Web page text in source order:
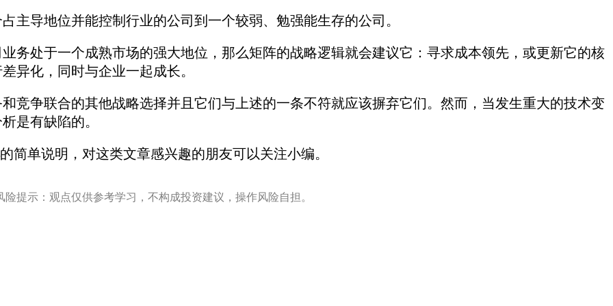
导地位并能控制行业的公司到一个较弱、勉强能生存的公司。
处于一个成熟市场的强大地位，那么矩阵的战略逻辑就会建议它：寻求成本领先，或更新它的核
异化，同时与企业一起成长。
争联合的其他战略选择并且它们与上述的一条不符就应该摒弃它们。然而，当发生重大的技术变
是有缺陷的。
的简单说明，对这类文章感兴趣的朋友可以关注小编。
险提示：观点仅供参考学习，不构成投资建议，操作风险自担。